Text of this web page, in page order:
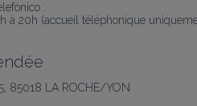
:
à 20h (accueil téléphonique
85018 LA ROCHE/YON